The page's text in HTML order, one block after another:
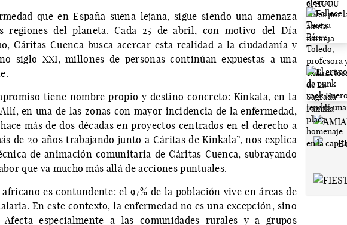
que en España suena lejana, sigue siendo una amenaza
regiones del planeta. Cada 25 de abril, con motivo del Día
Cáritas Cuenca busca acercar esta realidad a la ciudadanía y
siglo XXI, millones de personas continúan expuestas a una
tiene nombre propio y destino concreto: Kinkala, en la
en una de las zonas con mayor incidencia de la enfermedad,
más de dos décadas en proyectos centrados en el derecho a
de 20 años trabajando junto a Cáritas de Kinkala”, nos explica
de animación comunitaria de Cáritas Cuenca, subrayando
que va mucho más allá de acciones puntuales.
es contundente: el 97% de la población vive en áreas de
En este contexto, la enfermedad no es una excepción, sino
especialmente a las comunidades rurales y a grupos